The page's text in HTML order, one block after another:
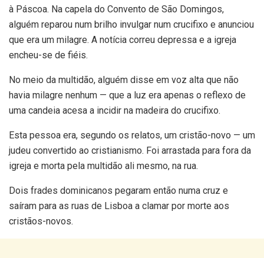
à Páscoa. Na capela do Convento de São Domingos,
alguém reparou num brilho invulgar num crucifixo e anunciou
que era um milagre. A notícia correu depressa e a igreja
encheu-se de fiéis.
No meio da multidão, alguém disse em voz alta que não
havia milagre nenhum — que a luz era apenas o reflexo de
uma candeia acesa a incidir na madeira do crucifixo.
Esta pessoa era, segundo os relatos, um cristão-novo — um
judeu convertido ao cristianismo. Foi arrastada para fora da
igreja e morta pela multidão ali mesmo, na rua.
Dois frades dominicanos pegaram então numa cruz e
saíram para as ruas de Lisboa a clamar por morte aos
cristãos-novos.